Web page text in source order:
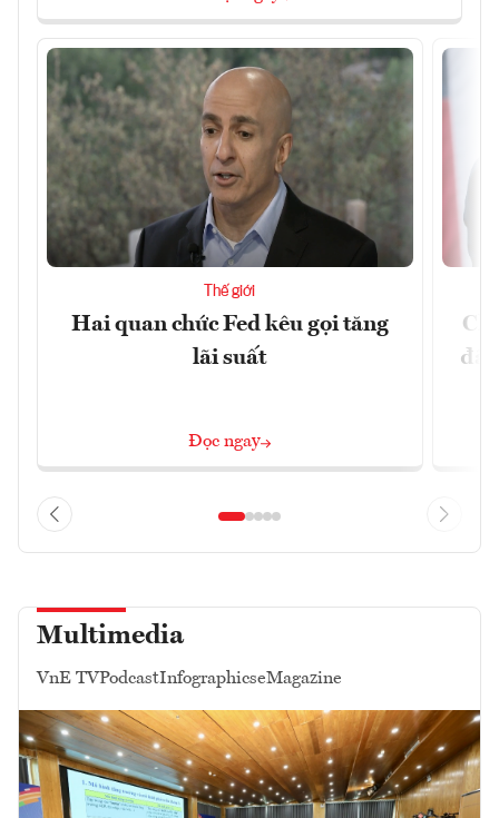
Thế giới
Hai quan chức Fed kêu gọi tăng
lãi suất
Đọc ngay
đã
Multimedia
VnE TVPodcastInfographicseMagazine